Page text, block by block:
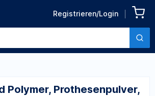
Registrieren/Login
2
Zurück zu den Produktdetails
Polymer, Prothesenpulver,